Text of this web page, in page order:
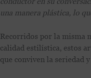
una manera plástica, lo
Recorridos por la misma
calidad estilística, estos
que conviven la seriedad